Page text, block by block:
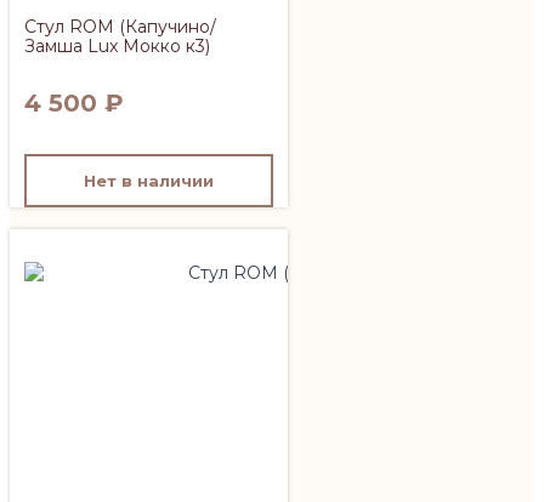
Стул ROM (Капучино/
Замша Lux Мокко к3)
4 500 ₽
Нет в наличии